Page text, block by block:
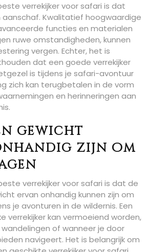
verrekijker voor safari is dat
aanschaf. Kwalitatief hoogwaardige
functies en materialen
ruwe omstandigheden, kunnen
vergen. Echter, het is
dat een goede verrekijker
is tijdens je safari-avontuur
zich kan terugbetalen in de vorm
en herinneringen aan
gewicht
zijn om
verrekijker voor safari is dat de
ervan onhandig kunnen zijn om
je avonturen in de wildernis. Een
verrekijker kan vermoeiend worden,
of wanneer je door
navigeert. Het is belangrijk om